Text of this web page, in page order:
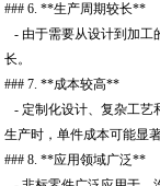
### 6. **生产周期较长**
- 由于需要从设计到加工
长。
### 7. **成本较高**
- 定制化设计、复杂工艺
生产时，单件成本可能显著
### 8. **应用领域广泛**